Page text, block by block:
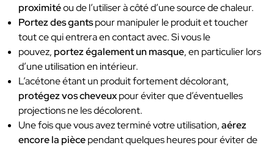
proximitéou de l’utiliser à côté d’une source de chaleur.
Portez des gantspour manipuler le produit et toucher
tout ce qui entrera en contact avec. Si vous le
pouvez, portez également un masque, en particulier lors
d’une utilisation en intérieur.
L’acétone étant un produit fortement décolorant,
protégez vos cheveuxpour éviter que d’éventuelles
projections ne les décolorent.
Une fois que vous avez terminé votre utilisation,aérez
encore la piècependant quelques heures pour éviter de